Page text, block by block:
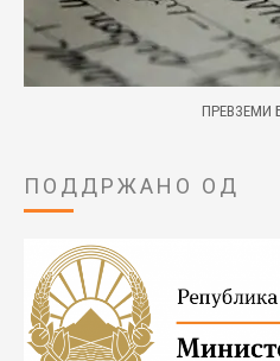
ПРЕВЗЕМИ
ПОДДРЖАНО ОД